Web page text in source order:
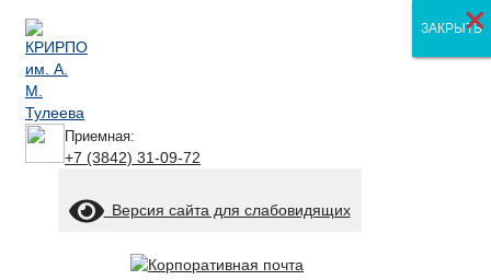
Приемная:
+7 (3842) 31-09-72
Версия сайта для слабовидящих
ЗАКРЫТЬ
ЗАКРЫТЬ
ЗАКРЫТЬ
×
×
×